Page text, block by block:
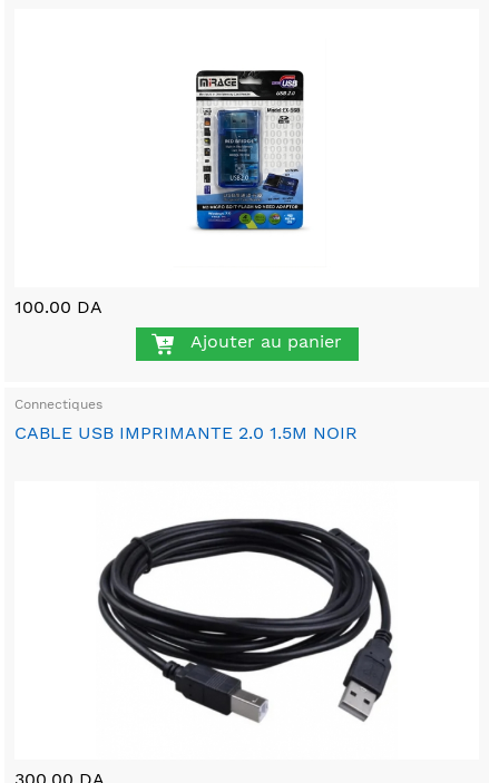
100.00 DA
Ajouter au panier
Connectiques
CABLE USB IMPRIMANTE 2.0 1.5M NOIR